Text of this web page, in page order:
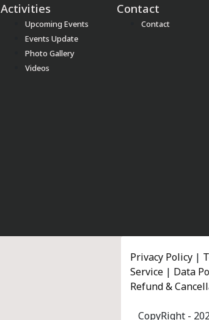
Activities
Upcoming Events
Events Update
Photo Gallery
Videos
Contact
Contact
Privacy Policy
Service
Data
Refund &
CopyRight -